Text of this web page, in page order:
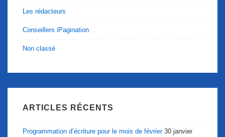
Les rédacteurs
Conseillers iPagination
Non classé
ARTICLES RÉCENTS
Programmation d’écriture pour le mois de février 30 janvier